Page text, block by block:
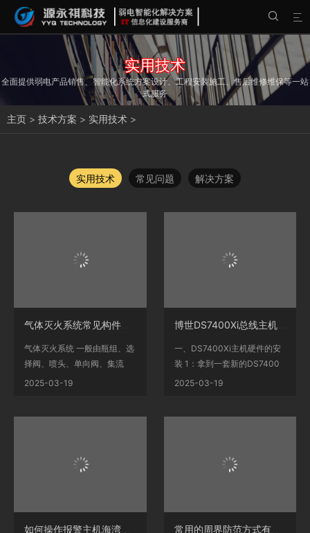


实用技术
全面提供弱电产品销售、智能化系统方案设计、工程安装施工、售后维修维保等一站
式服务
主页 > 技术方案 > 实用技术 >
实用技术 常见问题 解决方案
气体灭火系统 一般由瓶组、选
择阀、喷头、单向阀、集流
管、连接管、安全泄...
2025-03-19
博世DS7400Xi总线主机快速安装指南
一、DS7400Xi主机硬件的安
装 1：拿到一套新的DS7400
主机时，先把DS7400主板卡
2025-03-19
常用的周界防范方式有哪些？那种好？